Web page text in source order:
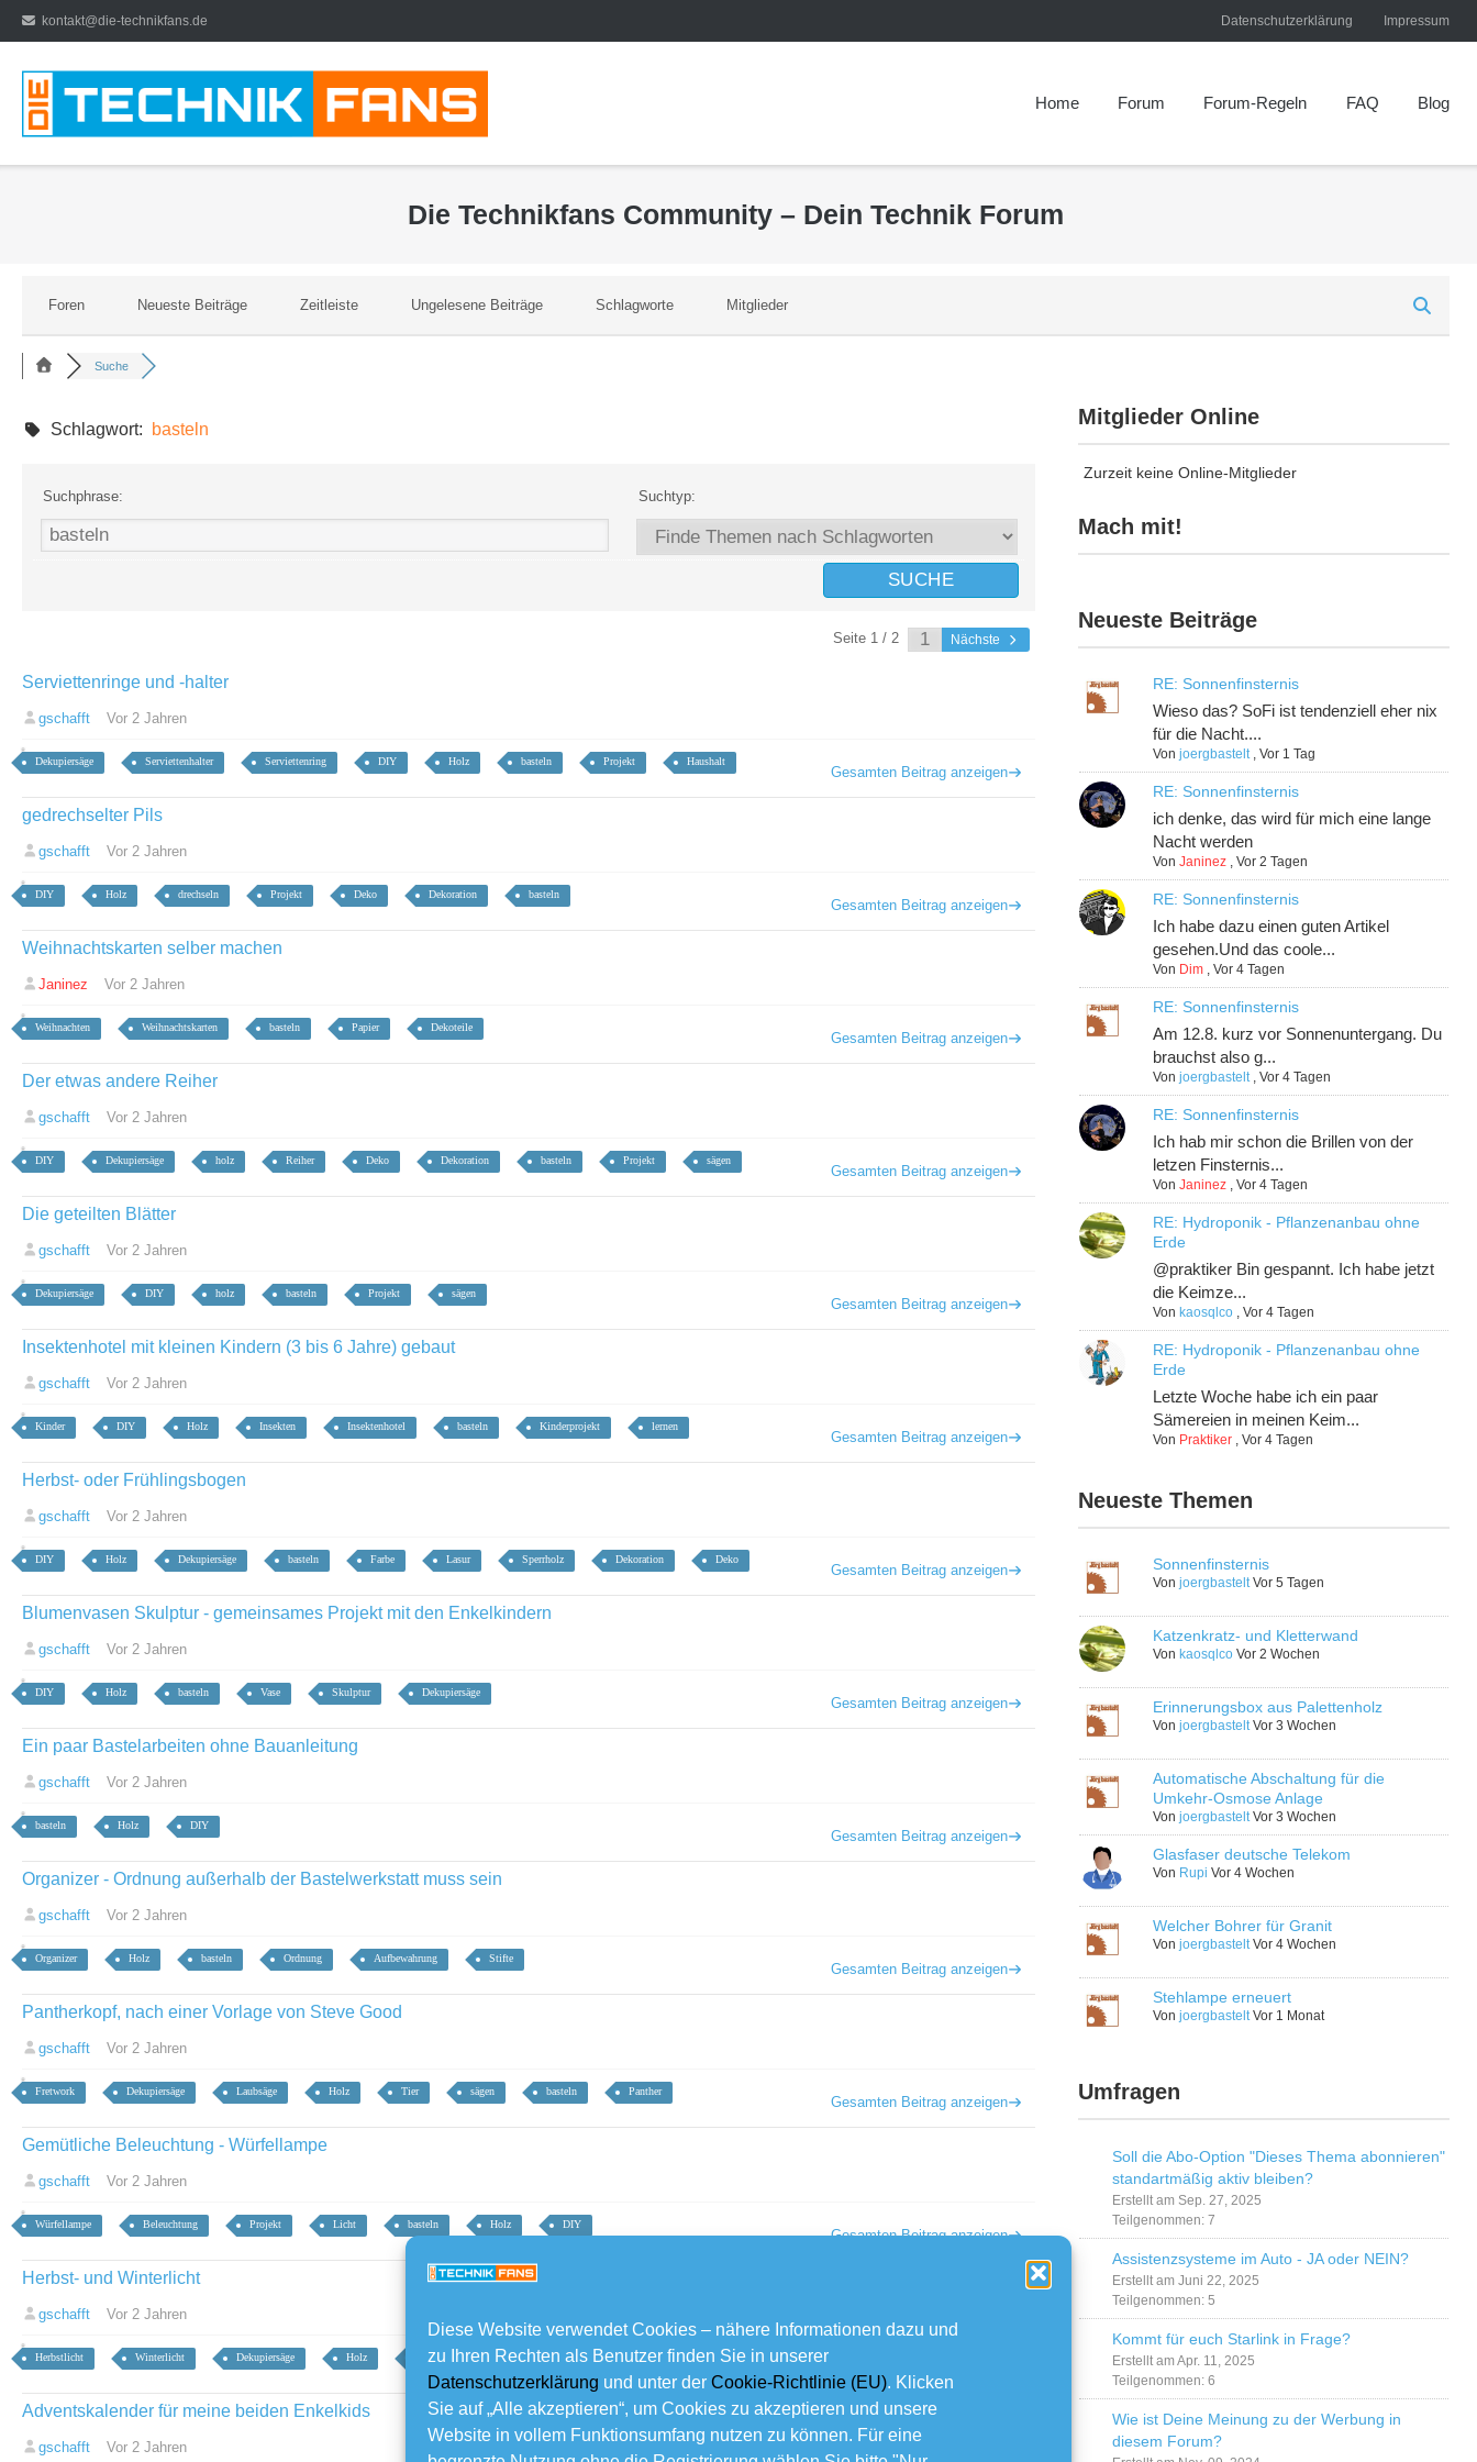
Diese Website verwendet Cookies – nähere Informationen dazu und
zu Ihren Rechten als Benutzer finden Sie in unserer
Datenschutzerklärung und unter der Cookie-Richtlinie (EU). Klicken
Sie auf „Alle akzeptieren“, um Cookies zu akzeptieren und unsere
Website in vollem Funktionsumfang nutzen zu können. Für eine
Direkt
zum
Inhalt
kontakt@die-technikfans.de Datenschutzerklärung Impressum
Home Forum Forum-Regeln FAQ Blog
Die Technikfans Community – Dein Technik Forum
Foren Neueste Beiträge Zeitleiste Ungelesene Beiträge Schlagworte Mitglieder
Suche
Schlagwort: basteln
Suchphrase: Suchtyp:
Seite 1 / 2 Nächste
Serviettenringe und -halter
gschafft Vor 2 Jahren
Dekupiersäge Serviettenhalter Serviettenring DIY Holz basteln Projekt Haushalt
Gesamten Beitrag anzeigen
gedrechselter Pils
gschafft Vor 2 Jahren
DIY Holz drechseln Projekt Deko Dekoration basteln
Gesamten Beitrag anzeigen
Weihnachtskarten selber machen
Janinez Vor 2 Jahren
Weihnachten Weihnachtskarten basteln Papier Dekoteile
Gesamten Beitrag anzeigen
Der etwas andere Reiher
gschafft Vor 2 Jahren
DIY Dekupiersäge holz Reiher Deko Dekoration basteln Projekt sägen
Gesamten Beitrag anzeigen
Die geteilten Blätter
gschafft Vor 2 Jahren
Dekupiersäge DIY holz basteln Projekt sägen
Gesamten Beitrag anzeigen
Insektenhotel mit kleinen Kindern (3 bis 6 Jahre) gebaut
gschafft Vor 2 Jahren
Kinder DIY Holz Insekten Insektenhotel basteln Kinderprojekt lernen
Gesamten Beitrag anzeigen
Herbst- oder Frühlingsbogen
gschafft Vor 2 Jahren
DIY Holz Dekupiersäge basteln Farbe Lasur Sperrholz Dekoration Deko
Gesamten Beitrag anzeigen
Blumenvasen Skulptur - gemeinsames Projekt mit den Enkelkindern
gschafft Vor 2 Jahren
DIY Holz basteln Vase Skulptur Dekupiersäge
Gesamten Beitrag anzeigen
Ein paar Bastelarbeiten ohne Bauanleitung
gschafft Vor 2 Jahren
basteln Holz DIY
Gesamten Beitrag anzeigen
Organizer - Ordnung außerhalb der Bastelwerkstatt muss sein
gschafft Vor 2 Jahren
Organizer Holz basteln Ordnung Aufbewahrung Stifte
Gesamten Beitrag anzeigen
Pantherkopf, nach einer Vorlage von Steve Good
gschafft Vor 2 Jahren
Fretwork Dekupiersäge Laubsäge Holz Tier sägen basteln Panther
Gesamten Beitrag anzeigen
Gemütliche Beleuchtung - Würfellampe
gschafft Vor 2 Jahren
Würfellampe Beleuchtung Projekt Licht basteln Holz DIY
Gesamten Beitrag anzeigen
Herbst- und Winterlicht
gschafft Vor 2 Jahren
Herbstlicht Winterlicht Dekupiersäge Holz basteln kreativ
Adventskalender für meine beiden Enkelkids
gschafft Vor 2 Jahren
Mitglieder Online
Zurzeit keine Online-Mitglieder
Mach mit!
Neueste Beiträge
RE: Sonnenfinsternis
Wieso das? SoFi ist tendenziell eher nix
für die Nacht....
Vonjoergbastelt ,Vor 1 Tag
RE: Sonnenfinsternis
ich denke, das wird für mich eine lange
Nacht werden
VonJaninez ,Vor 2 Tagen
RE: Sonnenfinsternis
Ich habe dazu einen guten Artikel
gesehen.Und das coole...
Von Dim ,Vor 4 Tagen
RE: Sonnenfinsternis
Am 12.8. kurz vor Sonnenuntergang. Du
brauchst also g...
Vonjoergbastelt ,Vor 4 Tagen
RE: Sonnenfinsternis
Ich hab mir schon die Brillen von der
letzen Finsternis...
VonJaninez ,Vor 4 Tagen
RE: Hydroponik - Pflanzenanbau ohne
Erde
@praktiker Bin gespannt. Ich habe jetzt
die Keimze...
Vonkaosqlco ,Vor 4 Tagen
RE: Hydroponik - Pflanzenanbau ohne
Erde
Letzte Woche habe ich ein paar
Sämereien in meinen Keim...
Von Praktiker ,Vor 4 Tagen
Neueste Themen
Sonnenfinsternis
Vonjoergbastelt Vor 5 Tagen
Katzenkratz- und Kletterwand
Vonkaosqlco Vor 2 Wochen
Erinnerungsbox aus Palettenholz
Vonjoergbastelt Vor 3 Wochen
Automatische Abschaltung für die
Umkehr-Osmose Anlage
Vonjoergbastelt Vor 3 Wochen
Glasfaser deutsche Telekom
Von Rupi Vor 4 Wochen
Welcher Bohrer für Granit
Vonjoergbastelt Vor 4 Wochen
Stehlampe erneuert
Vonjoergbastelt Vor 1 Monat
Umfragen
Soll die Abo-Option "Dieses Thema abonnieren"
standartmäßig aktiv bleiben?
Erstellt am Sep. 27, 2025
Teilgenommen: 7
Assistenzsysteme im Auto - JA oder NEIN?
Erstellt am Juni 22, 2025
Teilgenommen: 5
Kommt für euch Starlink in Frage?
Erstellt am Apr. 11, 2025
Teilgenommen: 6
Wie ist Deine Meinung zu der Werbung in
diesem Forum?